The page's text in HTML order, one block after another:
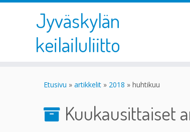
Jyväskylän
keilailuliitto
Etusivu » artikkelit » 2018 » huhtikuu
Kuukausittaiset